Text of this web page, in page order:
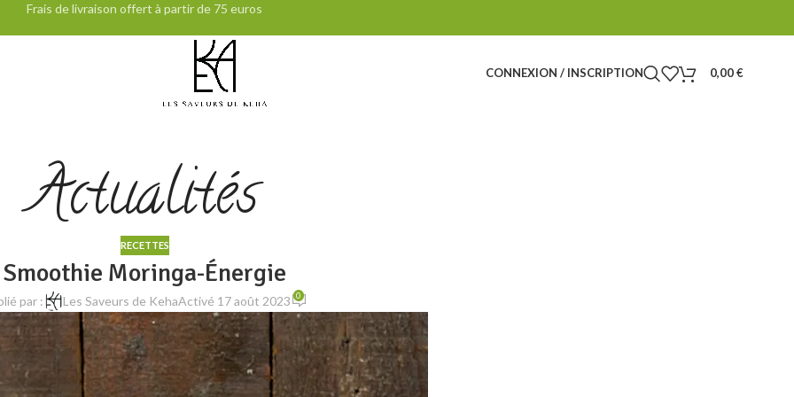
Frais de livraison offert à partir de 75 euros
CONNEXION / INSCRIPTION 0,00€
Actualités
RECETTES
Smoothie Moringa-Énergie
par : Les Saveurs de KehaActivé 17 août 2023 0